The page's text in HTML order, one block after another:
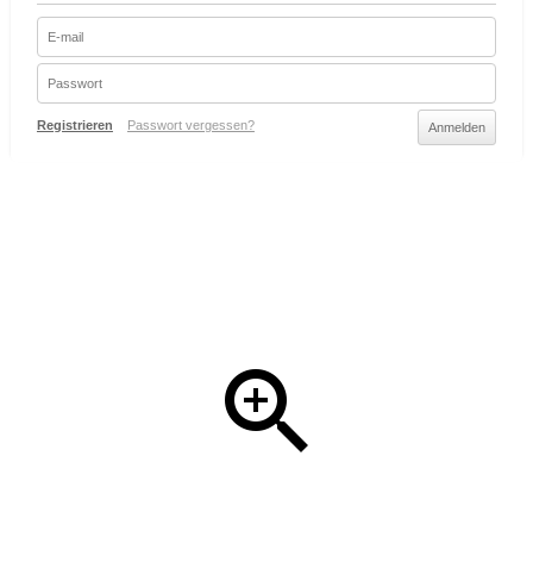
Registrieren Passwort vergessen?